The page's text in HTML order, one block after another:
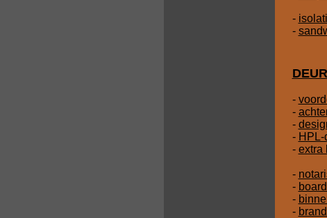
-
-
-
-
-
- HPL-
- extra
-
-
-
-